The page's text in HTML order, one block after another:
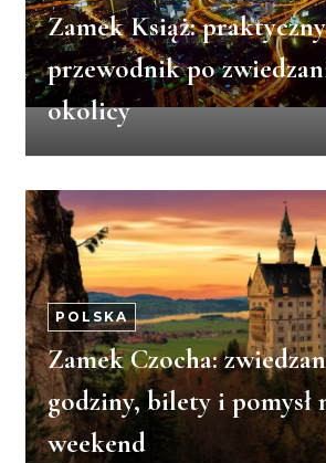
Zamek Książ: praktyczny
przewodnik po
okolicy
POLSKA
Zamek Czocha:
godziny, bilety i pomysł
weekend